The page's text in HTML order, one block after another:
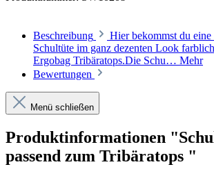
Beschreibung
Hier bekommst du eine
Schultüte im ganz dezenten Look
Ergobag Tribäratops.Die Schu… Mehr
Bewertungen
Menü schließen
Produktinformationen
passend zum Tribäratops "